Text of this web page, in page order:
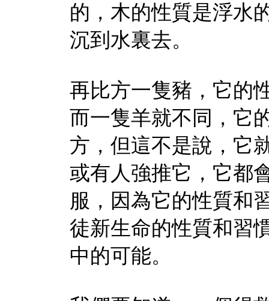
的，木的性質是浮水
沉到水裏去。
再比方一隻豬，它的
而一隻羊就不同，它
方，但這不是說，它
或有人強推它，它都
服，因為它的性質和
徒新生命的性質和習
中的可能。